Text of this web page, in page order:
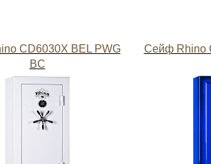
CD6030X BEL PWG
BC
Сейф Rhino